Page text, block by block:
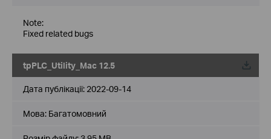
Note:
Fixed related bugs
tpPLC_Utility_Mac 12.5
Дата публікації: 2022-09-14
Мова: Багатомовний